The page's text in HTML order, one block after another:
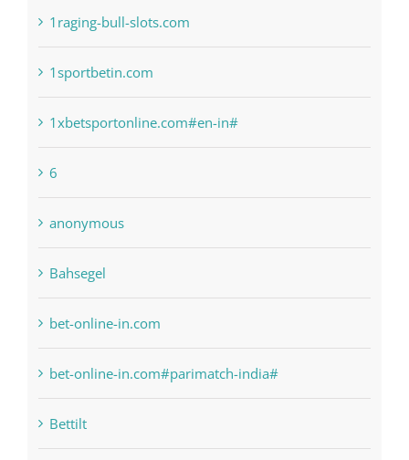
1raging-bull-slots.com
1sportbetin.com
1xbetsportonline.com#en-in#
6
anonymous
Bahsegel
bet-online-in.com
bet-online-in.com#parimatch-india#
Bettilt